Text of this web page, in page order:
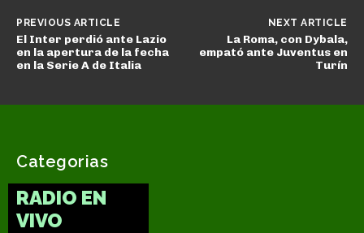
PREVIOUS ARTICLE
El Inter perdió ante Lazio
en la apertura de la fecha
en la Serie A de Italia
NEXT ARTICLE
La Roma, con Dybala,
empató ante Juventus en
Turín
Categorias
RADIO EN
VIVO